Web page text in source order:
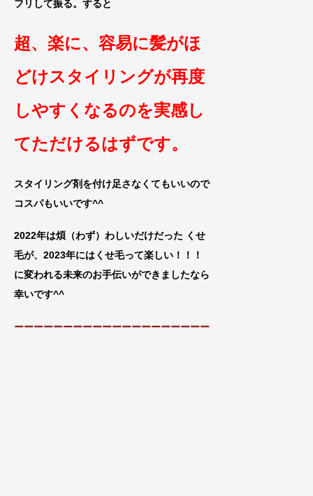
フリして振る。すると
超、楽に、容易に髪がほ
どけスタイリングが再度
しやすくなるのを実感し
てただけるはずです。
スタイリング剤を付け足さなくてもいいので
コスパもいいです^^
2022年は煩（わず）わしいだけだった くせ
毛が、2023年にはくせ毛って楽しい！！！
に変われる未来のお手伝いができましたなら
幸いです^^
ーーーーーーーーーーーーーーーーーーーー